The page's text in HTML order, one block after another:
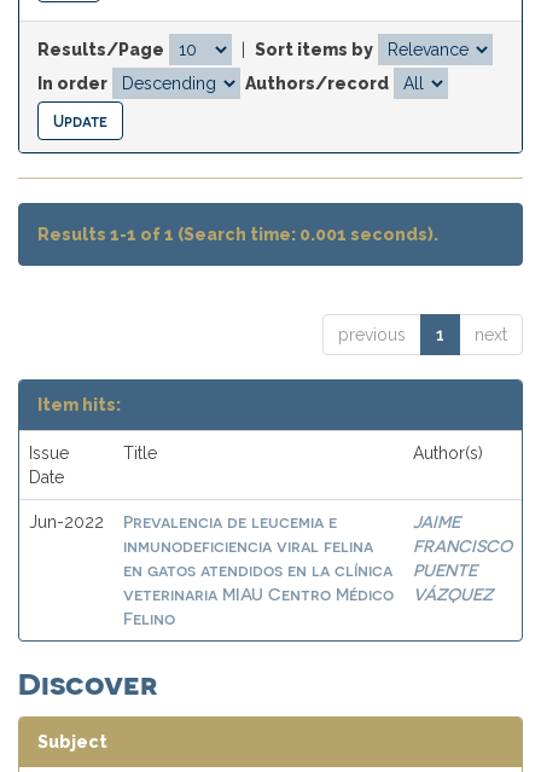
Results/Page
Sort items by
In order
Authors/record
Results 1-1 of 1 (Search time: 0.001 seconds).
previous 1 next
Item hits:
Issue
Date
Title Author(s)
Jun-2022
Prevalencia de leucemia e
inmunodeficiencia viral felina
en gatos atendidos en la clínica
veterinaria MIAU Centro Médico
Felino
JAIME
FRANCISCO
PUENTE
VÁZQUEZ
Discover
Subject